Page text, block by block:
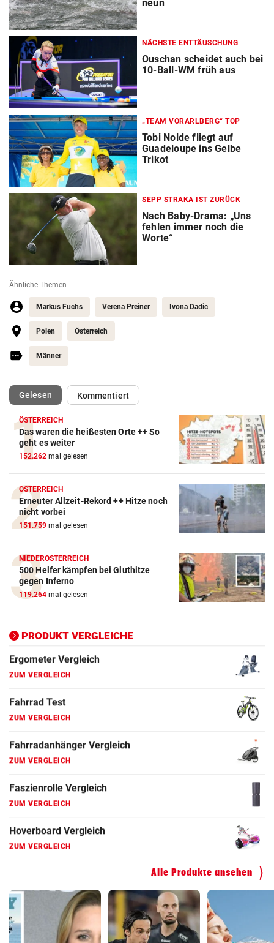
neun
NÄCHSTE ENTTÄUSCHUNG
Ouschan scheidet auch bei
10-Ball-WM früh aus
„TEAM VORARLBERG“ TOP
Tobi Nolde fliegt auf
Guadeloupe ins Gelbe
Trikot
SEPP STRAKA IST ZURÜCK
Nach Baby-Drama: „Uns
fehlen immer noch die
Worte“
Ähnliche Themen
Markus Fuchs Verena Preiner Ivona Dadic
Polen Österreich
Männer
Gelesen(ausgewählt)Kommentiert
ÖSTERREICH
Das waren die heißesten Orte ++ So
geht es weiter
152.262 mal gelesen
ÖSTERREICH
Erneuter Allzeit-Rekord ++ Hitze noch
nicht vorbei
151.759 mal gelesen
NIEDERÖSTERREICH
500 Helfer kämpfen bei Gluthitze
gegen Inferno
119.264 mal gelesen
PRODUKT VERGLEICHE
Action-Cam Vergleich
ZUM VERGLEICH
Crosstrainer Vergleich
ZUM VERGLEICH
E-Bike Vergleich
ZUM VERGLEICH
Elektro-Scooter Vergleich
ZUM VERGLEICH
ZUM VERGLEICH
Fahrrad Test
ZUM VERGLEICH
Fahrradanhänger Vergleich
ZUM VERGLEICH
Faszienrolle Vergleich
ZUM VERGLEICH
Hoverboard Vergleich
ZUM VERGLEICH
Kinderfahrrad Vergleich
ZUM VERGLEICH
Alle Produkte ansehen